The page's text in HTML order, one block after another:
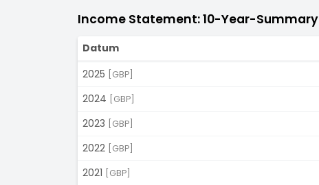
Income Statement: 10-Year-Summary
Datum
2025
[GBP]
2024
[GBP]
2023
[GBP]
2022
[GBP]
2021
[GBP]